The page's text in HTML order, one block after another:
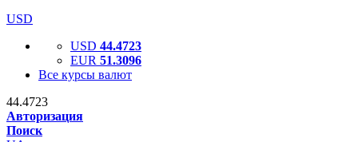
USD
USD 44.4723
EUR 51.3096
Все курсы валют
44.4723
Авторизация
Поиск